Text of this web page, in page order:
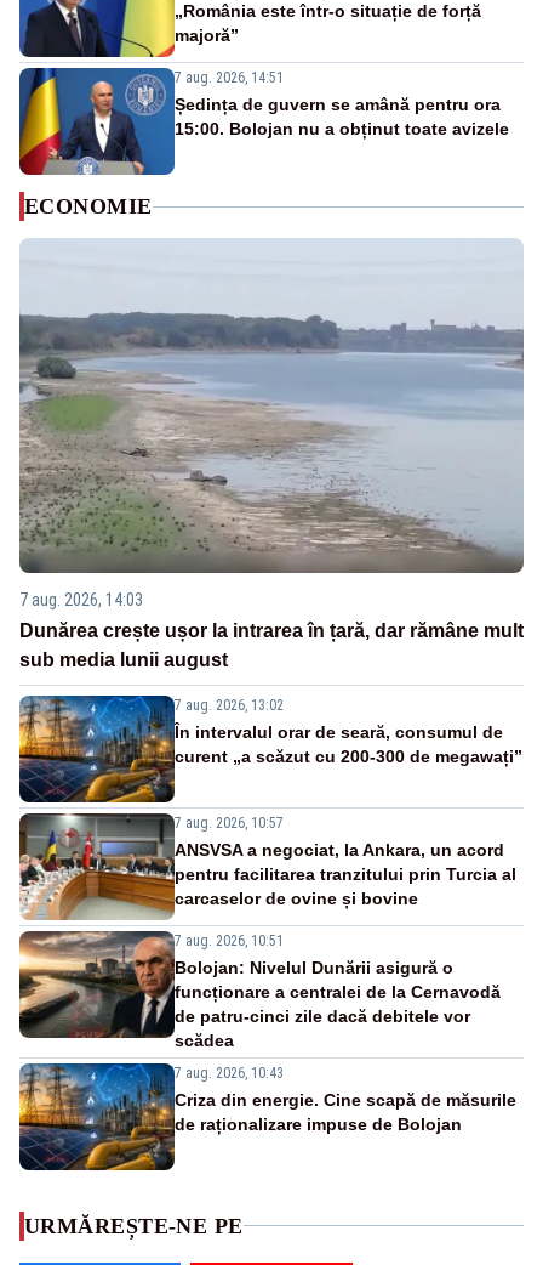
„România este într-o situație de forță
majoră”
7 aug. 2026, 14:51
Ședința de guvern se amână pentru ora
15:00. Bolojan nu a obținut toate avizele
ECONOMIE
7 aug. 2026, 14:03
Dunărea crește ușor la intrarea în țară, dar rămâne mult
sub media lunii august
7 aug. 2026, 13:02
În intervalul orar de seară, consumul de
curent „a scăzut cu 200-300 de megawați”
7 aug. 2026, 10:57
ANSVSA a negociat, la Ankara, un acord
pentru facilitarea tranzitului prin Turcia al
carcaselor de ovine și bovine
7 aug. 2026, 10:51
Bolojan: Nivelul Dunării asigură o
funcționare a centralei de la Cernavodă
de patru-cinci zile dacă debitele vor
scădea
7 aug. 2026, 10:43
Criza din energie. Cine scapă de măsurile
de raționalizare impuse de Bolojan
URMĂREȘTE-NE PE